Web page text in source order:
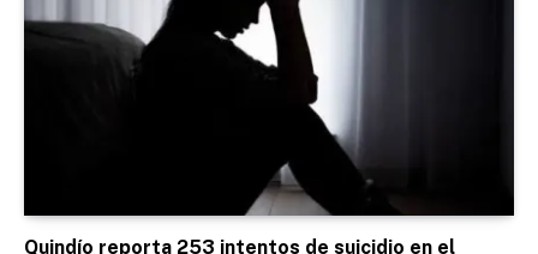
Quindío reporta 253 intentos de suicidio en el